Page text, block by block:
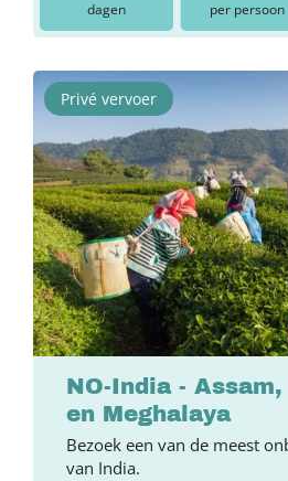
dagen
per persoon
Privé vervoer
NO-India - Assam,
en Meghalaya
Bezoek een van de meest
van India.